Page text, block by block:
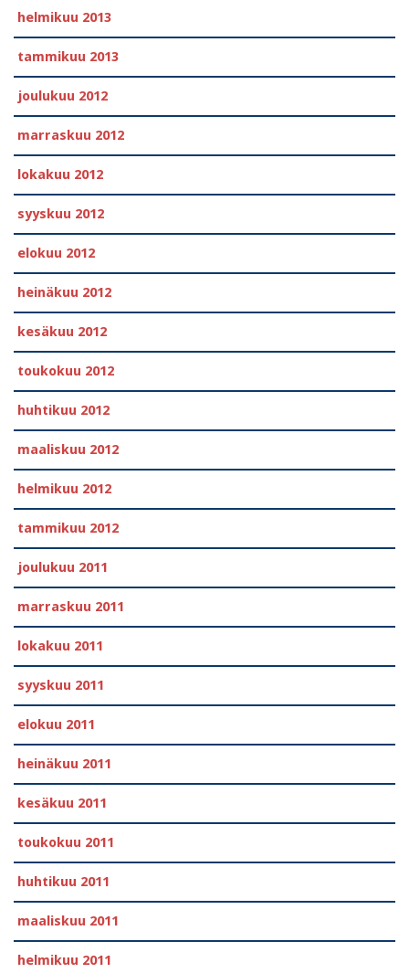
helmikuu 2013
tammikuu 2013
joulukuu 2012
marraskuu 2012
lokakuu 2012
syyskuu 2012
elokuu 2012
heinäkuu 2012
kesäkuu 2012
toukokuu 2012
huhtikuu 2012
maaliskuu 2012
helmikuu 2012
tammikuu 2012
joulukuu 2011
marraskuu 2011
lokakuu 2011
syyskuu 2011
elokuu 2011
heinäkuu 2011
kesäkuu 2011
toukokuu 2011
huhtikuu 2011
maaliskuu 2011
helmikuu 2011